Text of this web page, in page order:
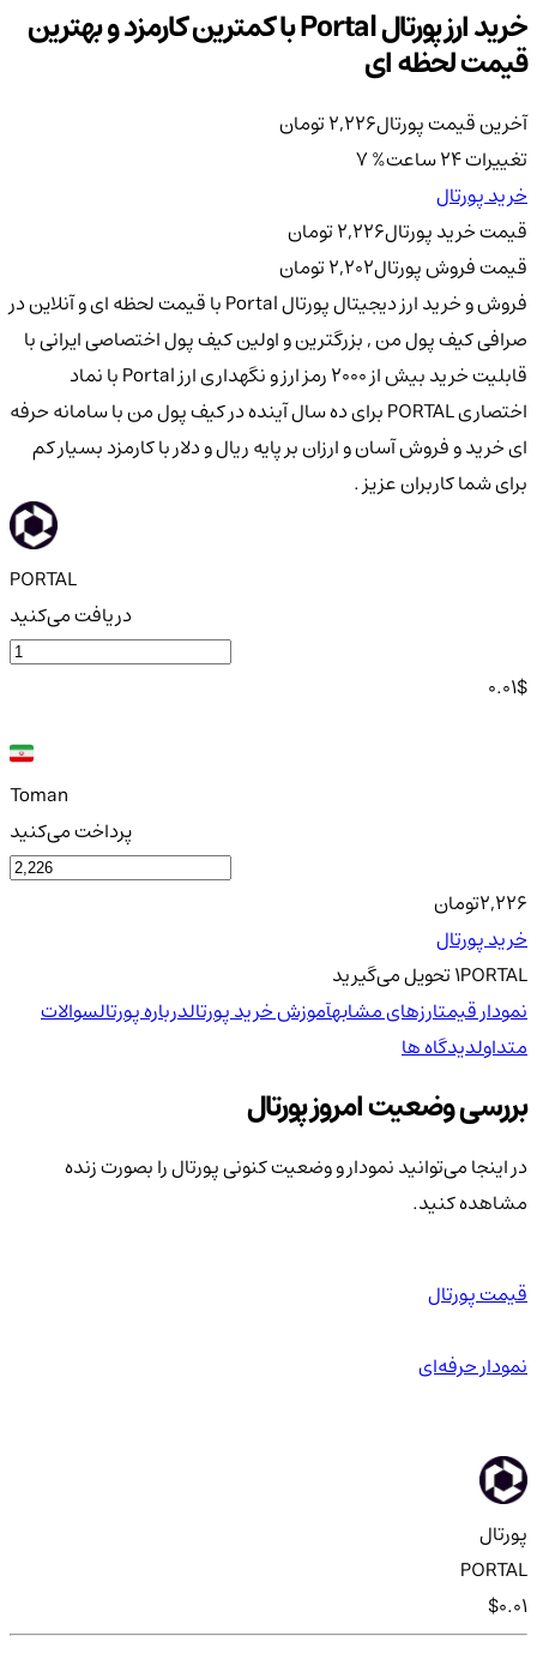
خرید ارز پورتال Portal با کمترین کارمزد و بهترین
قیمت لحظه ای
آخرین قیمت پورتال2,226تومان
تغییرات 24 ساعت
7%
خرید پورتال
قیمت خرید پورتال2,226تومان
قیمت فروش پورتال2,202تومان
فروش و خرید ارز دیجیتال پورتال Portal با قیمت لحظه ای و آنلاین در
صرافی کیف پول من , بزرگترین و اولین کیف پول اختصاصی ایرانی با
قابلیت خرید بیش از 2000 رمز ارز و نگهداری ارز Portal با نماد
اختصاری PORTAL برای ده سال آینده در کیف پول من با سامانه حرفه
ای خرید و فروش آسان و ارزان بر پایه ریال و دلار با کارمزد بسیار کم
برای شما کاربران عزیز .
PORTAL
دریافت می‌کنید
0.01$
Toman
پرداخت می‌کنید
2,226تومان
خرید پورتال
1PORTALتحویلمی‌گیرید
نمودار قیمتارزهای مشابهآموزش خرید پورتالدرباره پورتالسوالات
متداولدیدگاه ها
بررسی وضعیت امروز پورتال
در اینجا می‌توانید نمودار و وضعیت کنونی پورتال را بصورت زنده
مشاهده کنید.
قیمت پورتال
نمودار حرفه‌ای
پورتال
PORTAL
$0.01